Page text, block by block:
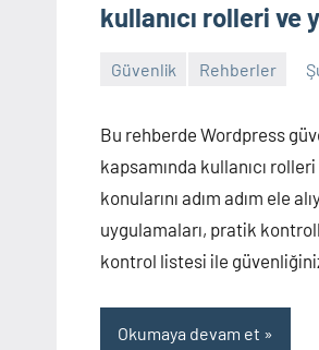
kullanıcı rolleri
Güvenlik Rehberler
Bu rehberde Wordpress
kapsamında kullanıcı
konularını adım adım ele
uygulamaları, pratik
kontrol listesi ile
Okumaya devam et